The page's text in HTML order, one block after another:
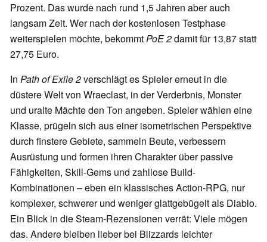
Prozent. Das wurde nach rund 1,5 Jahren aber auch
langsam Zeit. Wer nach der kostenlosen Testphase
weiterspielen möchte, bekommtPoE 2damit für 13,87 statt
27,75 Euro.
In Path of Exile 2verschlägt es Spieler erneut in die
düstere Welt von Wraeclast, in der Verderbnis, Monster
und uralte Mächte den Ton angeben. Spieler wählen eine
Klasse, prügeln sich aus einer isometrischen Perspektive
durch finstere Gebiete, sammeln Beute, verbessern
Ausrüstung und formen ihren Charakter über passive
Fähigkeiten, Skill-Gems und zahllose Build-
Kombinationen – eben ein klassisches Action-RPG, nur
komplexer, schwerer und weniger glattgebügelt als Diablo.
Ein Blick in die Steam-Rezensionen verrät: Viele mögen
das. Andere bleiben lieber bei Blizzards leichter